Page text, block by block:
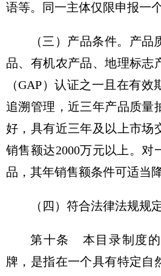
语等。同一主体仅限申报一
（三）产品条件。产
品、有机农产品、地理标志
（GAP）认证之一且在有
追溯管理，近三年产品质量
好，具有近三年及以上市场
销售额达2000万元以上。对
品，其年销售额条件可适当降
（四）符合法律法规规
第十条 本目录制度的
牌，是指在一个具有特定自